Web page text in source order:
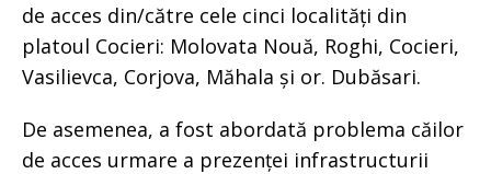
de acces din/către cele cinci localități din
platoul Cocieri: Molovata Nouă, Roghi, Cocieri,
Vasilievca, Corjova, Măhala și or. Dubăsari.
De asemenea, a fost abordată problema căilor
de acces urmare a prezenței infrastructurii